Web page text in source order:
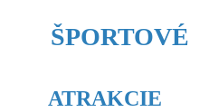
ŠPORTOVÉ
ATRAKCIE